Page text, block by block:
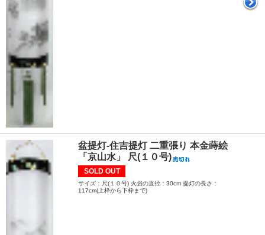
盆提灯-住吉提灯 二重張り 本金蒔絵
「京山水」 尺(１０号)
SOLD OUT
サイズ：尺(１０号) 火袋の直径：30cm 提灯の長さ：
117cm(上枠から下枠まで)